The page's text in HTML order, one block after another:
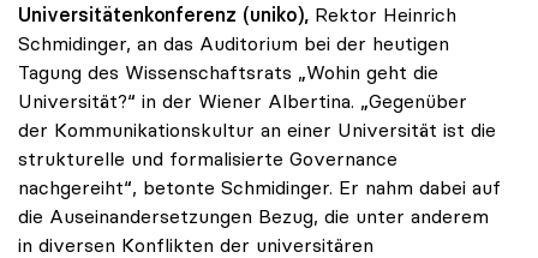
Universitätenkonferenz (uniko), Rektor Heinrich
Schmidinger, an das Auditorium bei der heutigen
Tagung des Wissenschaftsrats „Wohin geht die
Universität?“ in der Wiener Albertina. „Gegenüber
der Kommunikationskultur an einer Universität ist die
strukturelle und formalisierte Governance
nachgereiht“, betonte Schmidinger. Er nahm dabei auf
die Auseinandersetzungen Bezug, die unter anderem
in diversen Konflikten der universitären